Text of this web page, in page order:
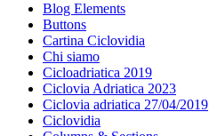
Blog Elements
Buttons
Cartina Ciclovidia
Chi siamo
Cicloadriatica 2019
Ciclovia Adriatica 2023
Ciclovia adriatica 27/04/2019
Ciclovidia